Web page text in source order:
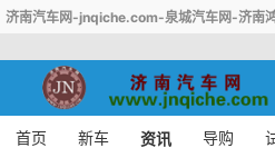
济南汽车网-jnqiche.com-泉城汽车网-济南鸿
首页 新车 资讯 导购